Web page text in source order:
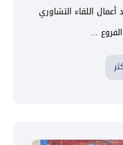
اللقاء التشاوري
...